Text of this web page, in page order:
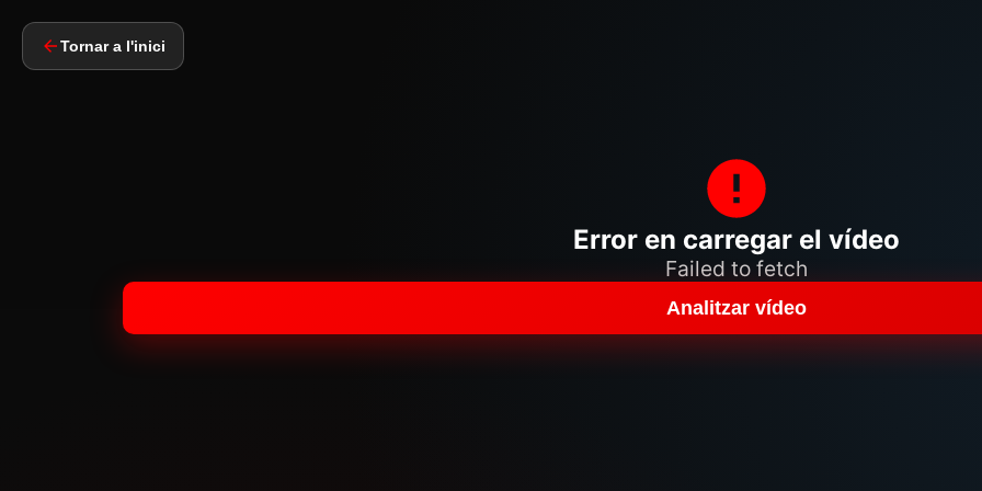
Tornar a l'inici
Error en carregar el vídeo
Failed to fetch
Analitzar vídeo